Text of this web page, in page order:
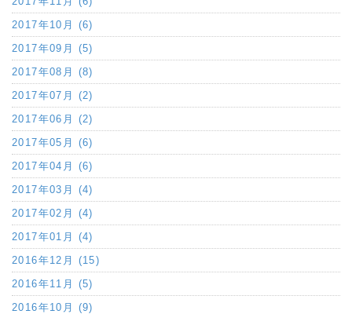
2017年10月 (6)
2017年09月 (5)
2017年08月 (8)
2017年07月 (2)
2017年06月 (2)
2017年05月 (6)
2017年04月 (6)
2017年03月 (4)
2017年02月 (4)
2017年01月 (4)
2016年12月 (15)
2016年11月 (5)
2016年10月 (9)